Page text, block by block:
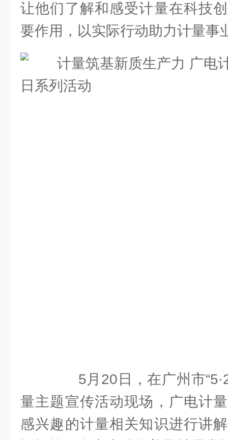
让他们了解和感受计量在科技
要作用，以实际行动助力计量事
5月20日，在广州市
量主题宣传活动现场，广电计
感兴趣的计量相关知识进行讲